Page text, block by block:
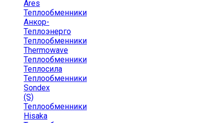
Ares
Теплообменники
Анкор-
Теплоэнерго
Теплообменники
Thermowave
Теплообменники
Теплосила
Теплообменники
Sondex
(S)
Теплообменники
Hisaka